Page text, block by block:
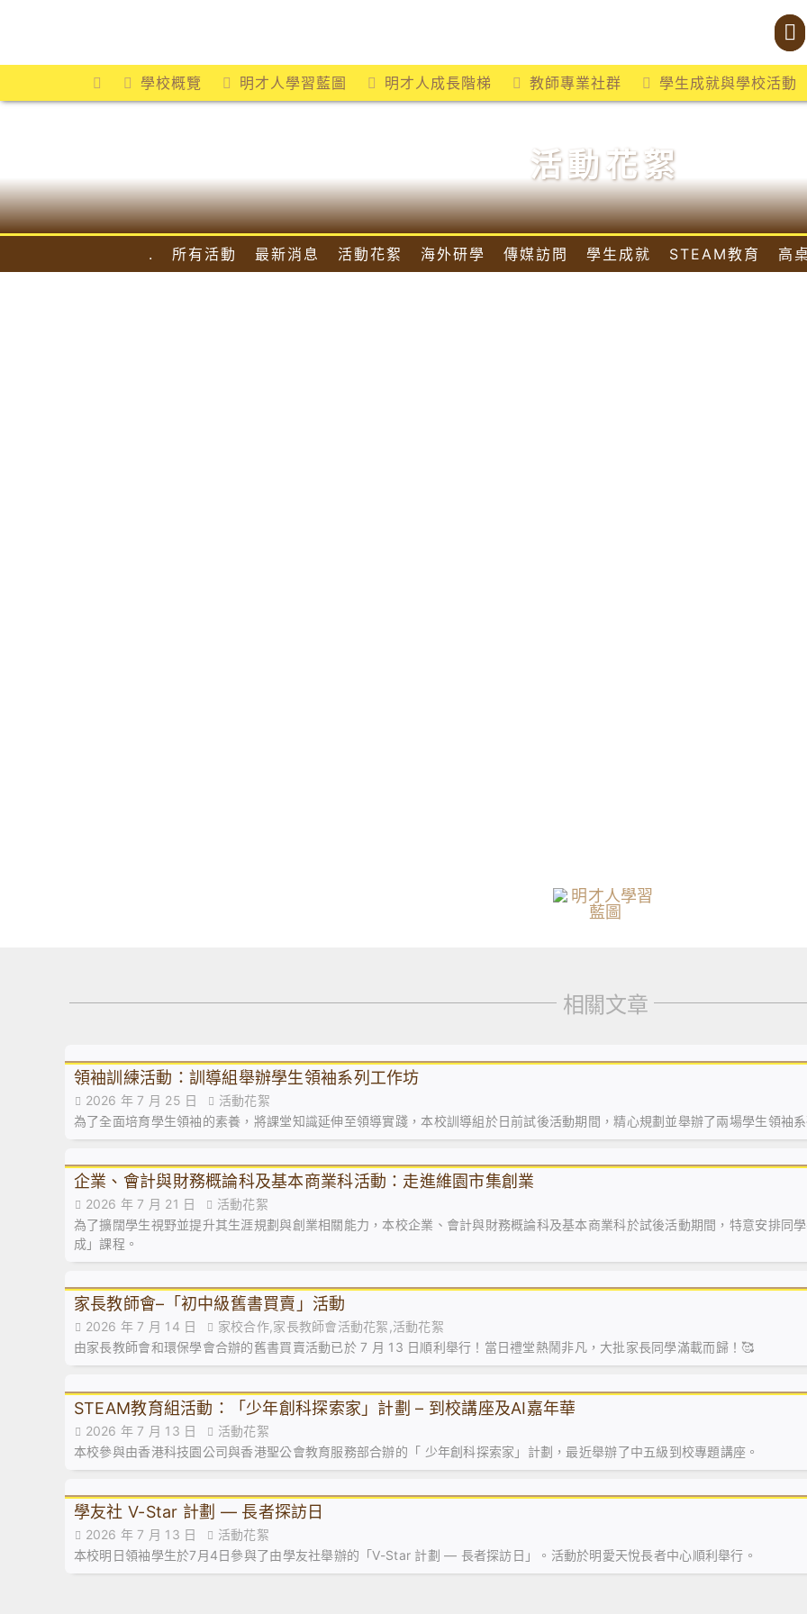
content
學校概覽 明才人學習藍圖 明才人成長階梯 教師專業社群 學生成就與學校活動
活動花絮
. 所有活動 最新消息 活動花絮 海外研學 傳媒訪問 學生成就 STEAM教育 高
相關文章
領袖訓練活動：訓導組舉辦學生領袖系列工作坊
2026 年 7 月 25 日
活動花絮
為了全面培育學生領袖的素養，將課堂知識延伸至領導實踐，本校訓導組於日前試後活動期間，精心規劃並舉辦了兩場學生領袖系
企業、會計與財務概論科及基本商業科活動：走進維園市集創業
2026 年 7 月 21 日
活動花絮
為了擴闊學生視野並提升其生涯規劃與創業相關能力，本校企業、會計與財務概論科及基本商業科於試後活動期間，特意安排同
成」課程。
家長教師會–「初中級舊書買賣」活動
2026 年 7 月 14 日
家校合作,家長教師會活動花絮,活動花絮
由家長教師會和環保學會合辦的舊書買賣活動已於 7 月 13 日順利舉行！當日禮堂熱鬧非凡，大批家長同學滿載而歸！🥰
STEAM教育組活動：「少年創科探索家」計劃 – 到校講座及AI嘉年華
2026 年 7 月 13 日
活動花絮
本校參與由香港科技園公司與香港聖公會教育服務部合辦的「 少年創科探索家」計劃，最近舉辦了中五級到校專題講座。
學友社 V-Star 計劃 — 長者探訪日
2026 年 7 月 13 日
活動花絮
本校明日領袖學生於7月4日參與了由學友社舉辦的「V-Star 計劃 — 長者探訪日」。活動於明愛天悅長者中心順利舉行。